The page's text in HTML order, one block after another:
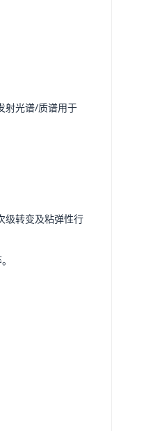
射光谱/质谱用于
级转变及粘弹性行